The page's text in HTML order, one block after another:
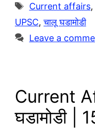
r
a
m
s
A
p
y
L
i
a
r
e
Tags
Current affairs,
UPSC,चालू घडामोडी
Leave a
Current
घडामोडी |